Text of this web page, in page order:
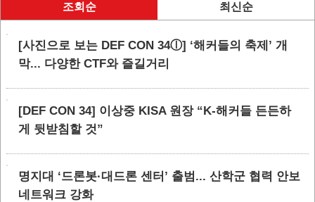
조회순 최신순
[사진으로 보는 DEF CON 34ⓛ] ‘해커들의 축제’ 개
막... 다양한 CTF와 즐길거리
[DEF CON 34] 이상중 KISA 원장 “K-해커들 든든하
게 뒷받침할 것”
명지대 ‘드론봇·대드론 센터’ 출범... 산학군 협력 안보
네트워크 강화